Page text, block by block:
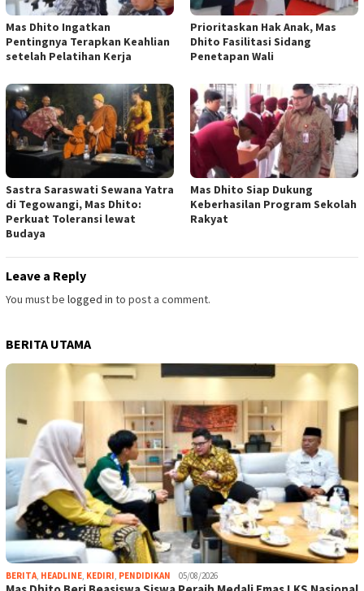
Mas Dhito Ingatkan
Pentingnya Terapkan Keahlian
setelah Pelatihan Kerja
Prioritaskan Hak Anak, Mas
Dhito Fasilitasi Sidang
Penetapan Wali
Sastra Saraswati Sewana Yatra
di Tegowangi, Mas Dhito:
Perkuat Toleransi lewat
Budaya
Mas Dhito Siap Dukung
Keberhasilan Program Sekolah
Rakyat
Leave a Reply
You must be logged in to post a comment.
BERITA UTAMA
BERITA, HEADLINE, KEDIRI, PENDIDIKAN 05/08/2026